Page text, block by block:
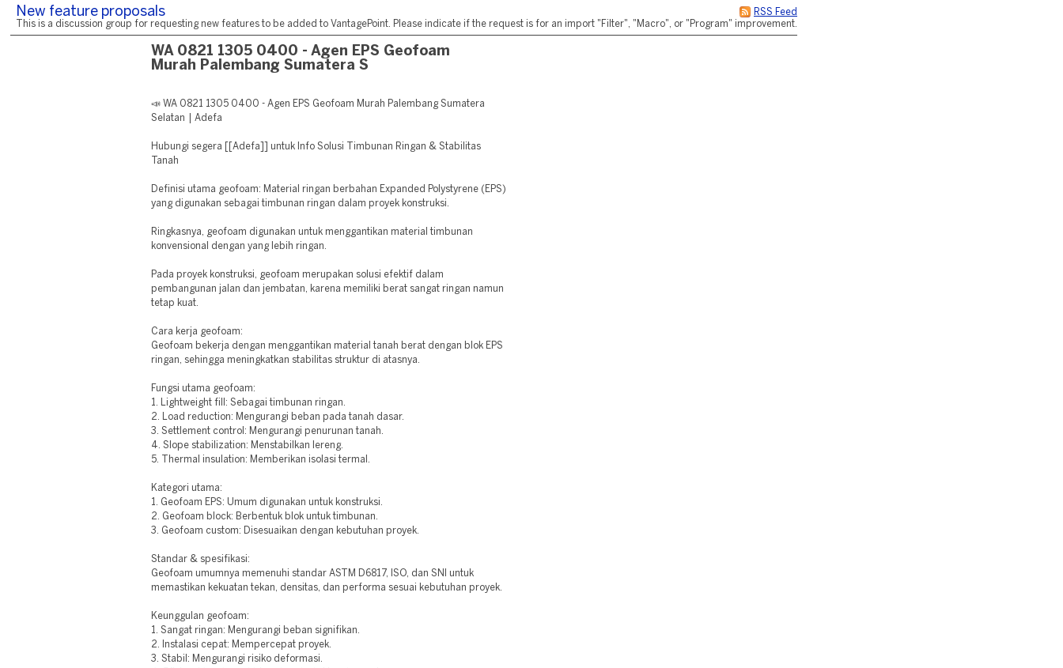
RSS Feed
New feature proposals
This is a discussion group for requesting new features to be added to VantagePoint. Please indicate if the request is for an import "Filter", "Macro", or "Program" improvement.
WA 0821 1305 0400 - Agen EPS Geofoam
Murah Palembang Sumatera S
📣 WA 0821 1305 0400 - Agen EPS Geofoam Murah Palembang Sumatera
Selatan | Adefa
Hubungi segera [[Adefa]] untuk Info Solusi Timbunan Ringan & Stabilitas
Tanah
Definisi utama geofoam: Material ringan berbahan Expanded Polystyrene (EPS)
yang digunakan sebagai timbunan ringan dalam proyek konstruksi.
Ringkasnya, geofoam digunakan untuk menggantikan material timbunan
konvensional dengan yang lebih ringan.
Pada proyek konstruksi, geofoam merupakan solusi efektif dalam
pembangunan jalan dan jembatan, karena memiliki berat sangat ringan namun
tetap kuat.
Cara kerja geofoam:
Geofoam bekerja dengan menggantikan material tanah berat dengan blok EPS
ringan, sehingga meningkatkan stabilitas struktur di atasnya.
Fungsi utama geofoam:
1. Lightweight fill: Sebagai timbunan ringan.
2. Load reduction: Mengurangi beban pada tanah dasar.
3. Settlement control: Mengurangi penurunan tanah.
4. Slope stabilization: Menstabilkan lereng.
5. Thermal insulation: Memberikan isolasi termal.
Kategori utama:
1. Geofoam EPS: Umum digunakan untuk konstruksi.
2. Geofoam block: Berbentuk blok untuk timbunan.
3. Geofoam custom: Disesuaikan dengan kebutuhan proyek.
Standar & spesifikasi:
Geofoam umumnya memenuhi standar ASTM D6817, ISO, dan SNI untuk
memastikan kekuatan tekan, densitas, dan performa sesuai kebutuhan proyek.
Keunggulan geofoam:
1. Sangat ringan: Mengurangi beban signifikan.
2. Instalasi cepat: Mempercepat proyek.
3. Stabil: Mengurangi risiko deformasi.